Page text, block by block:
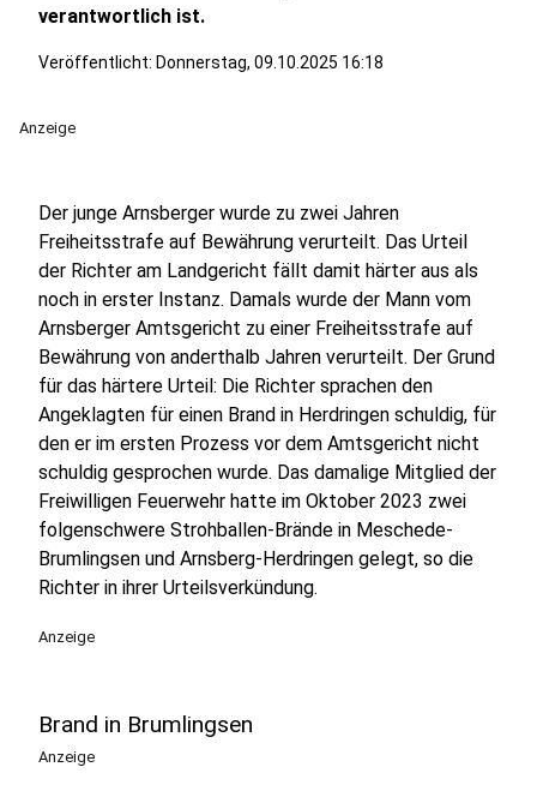
verantwortlich ist.
Veröffentlicht: Donnerstag, 09.10.2025 16:18
Anzeige
Der junge Arnsberger wurde zu zwei Jahren
Freiheitsstrafe auf Bewährung verurteilt. Das Urteil
der Richter am Landgericht fällt damit härter aus als
noch in erster Instanz. Damals wurde der Mann vom
Arnsberger Amtsgericht zu einer Freiheitsstrafe auf
Bewährung von anderthalb Jahren verurteilt. Der Grund
für das härtere Urteil: Die Richter sprachen den
Angeklagten für einen Brand in Herdringen schuldig, für
den er im ersten Prozess vor dem Amtsgericht nicht
schuldig gesprochen wurde. Das damalige Mitglied der
Freiwilligen Feuerwehr hatte im Oktober 2023 zwei
folgenschwere Strohballen-Brände in Meschede-
Brumlingsen und Arnsberg-Herdringen gelegt, so die
Richter in ihrer Urteilsverkündung.
Anzeige
Brand in Brumlingsen
Anzeige